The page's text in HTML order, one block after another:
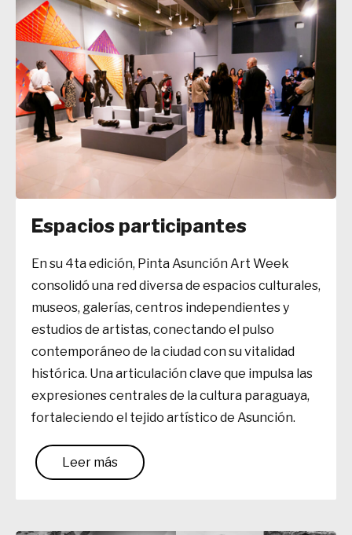
Espacios participantes
En su 4ta edición, Pinta Asunción Art Week
consolidó una red diversa de espacios culturales,
museos, galerías, centros independientes y
estudios de artistas, conectando el pulso
contemporáneo de la ciudad con su vitalidad
histórica. Una articulación clave que impulsa las
expresiones centrales de la cultura paraguaya,
fortaleciendo el tejido artístico de Asunción.
Leer más